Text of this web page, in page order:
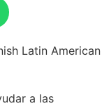
Latin American
a las